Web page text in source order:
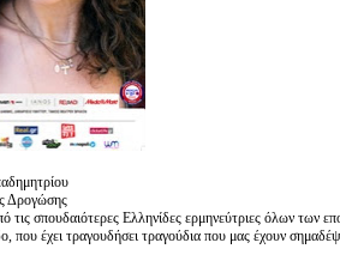
Δρογώσης
τις σπουδαιότερες Ελληνίδες ερμηνεύτριες όλων των
που έχει τραγουδήσει τραγούδια που μας έχουν